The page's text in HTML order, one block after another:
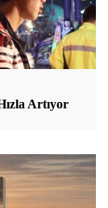
Artıyor